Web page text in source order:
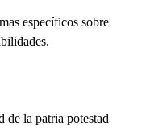
específicos sobre
de la patria potestad